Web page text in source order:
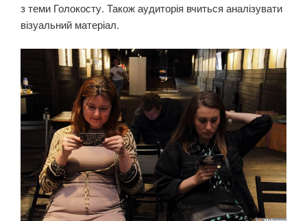
з теми Голокосту. Також аудиторія вчиться аналізувати
візуальний матеріал.